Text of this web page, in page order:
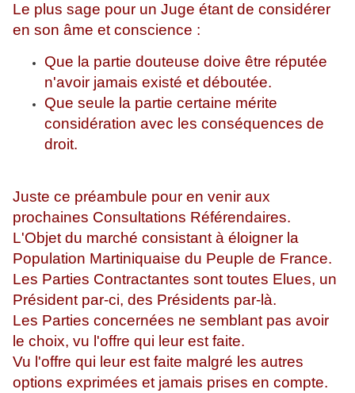
Le plus sage pour un Juge étant de considérer
en son âme et conscience :
Que la partie douteuse doive être réputée
n'avoir jamais existé et déboutée.
Que seule la partie certaine mérite
considération avec les conséquences de
droit.
Juste ce préambule pour en venir aux
prochaines Consultations Référendaires.
L'Objet du marché consistant à éloigner la
Population Martiniquaise du Peuple de France.
Les Parties Contractantes sont toutes Elues, un
Président par-ci, des Présidents par-là.
Les Parties concernées ne semblant pas avoir
le choix, vu l'offre qui leur est faite.
Vu l'offre qui leur est faite malgré les autres
options exprimées et jamais prises en compte.